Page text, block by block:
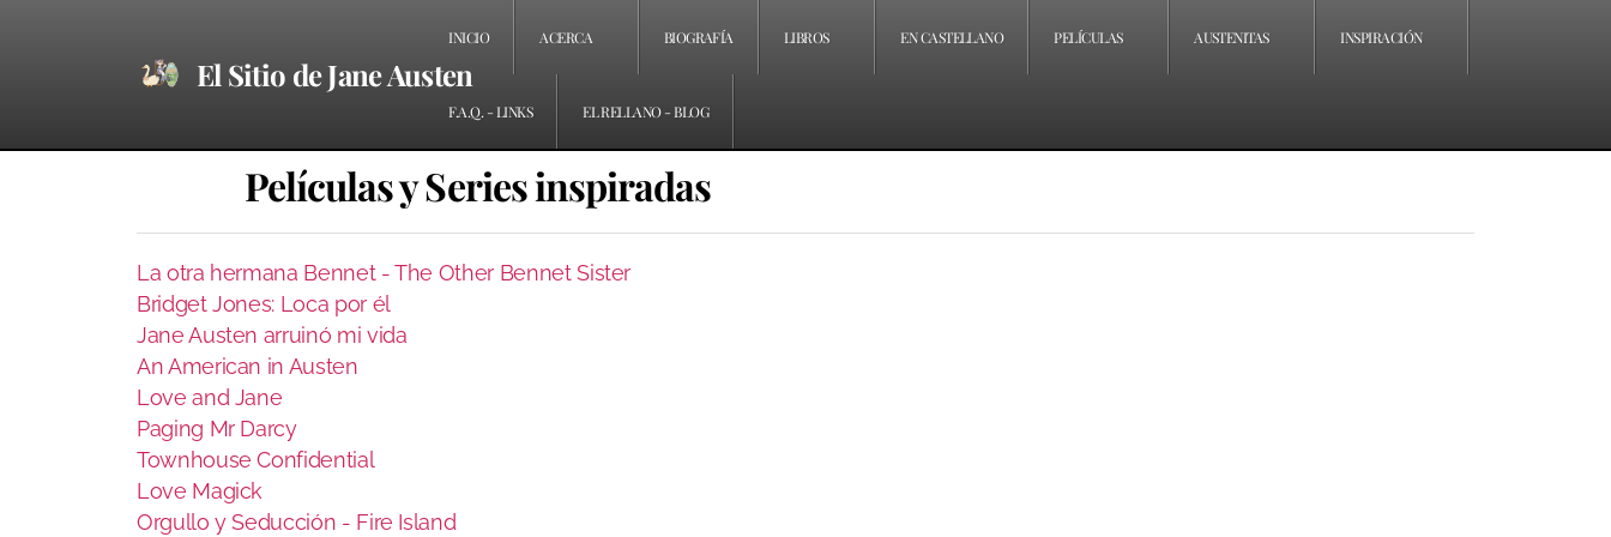
El Sitio de Jane Austen
INICIO ACERCA BIOGRAFÍA LIBROS EN CASTELLANO PELÍCULAS AUSTENITAS INSPIRACIÓN
F.A.Q. - LINKS EL RELLANO - BLOG
Películas y Series inspiradas
La otra hermana Bennet - The Other Bennet Sister
Bridget Jones: Loca por él
Jane Austen arruinó mi vida
An American in Austen
Love and Jane
Paging Mr Darcy
Townhouse Confidential
Love Magick
Orgullo y Seducción - Fire Island